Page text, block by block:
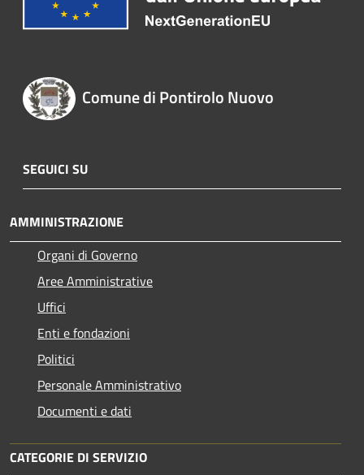
Comune di Pontirolo Nuovo
SEGUICI SU
AMMINISTRAZIONE
Organi di Governo
Aree Amministrative
Uffici
Enti e fondazioni
Politici
Personale Amministrativo
Documenti e dati
CATEGORIE DI SERVIZIO